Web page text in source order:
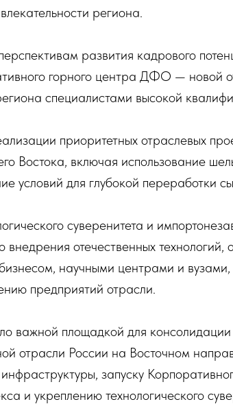
региона.
развития кадрового
горного центра ДФО — новой
специалистами высокой
приоритетных отраслевых
Востока, включая использование
условий для глубокой переработки
суверенитета и
внедрения отечественных
научными центрами и
предприятий отрасли.
площадкой для консолидации
отрасли России на Восточном
запуску
и укреплению технологического